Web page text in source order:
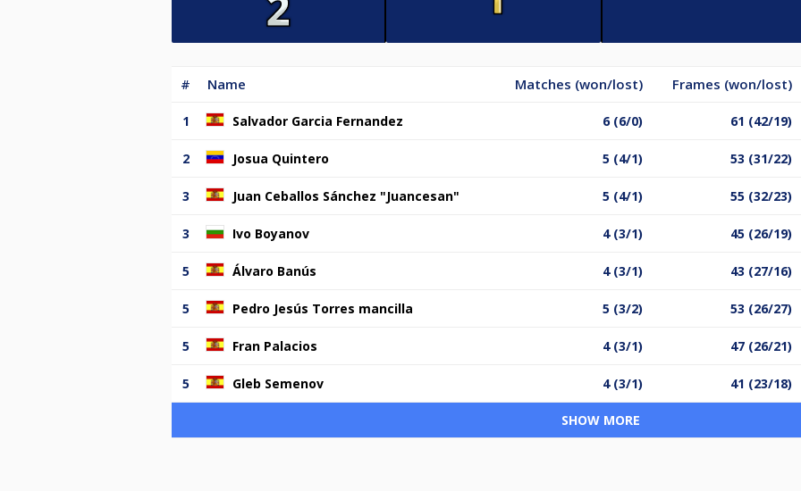
# Name Matches (won/lost) Frames (won/lost)
1 Salvador Garcia Fernandez 6 (6/0) 61 (42/19)
2 Josua Quintero 5 (4/1) 53 (31/22)
3 Juan Ceballos Sánchez "Juancesan" 5 (4/1) 55 (32/23)
3 Ivo Boyanov 4 (3/1) 45 (26/19)
5 Álvaro Banús 4 (3/1) 43 (27/16)
5 Pedro Jesús Torres mancilla 5 (3/2) 53 (26/27)
5 Fran Palacios 4 (3/1) 47 (26/21)
5 Gleb Semenov 4 (3/1) 41 (23/18)
SHOW MORE